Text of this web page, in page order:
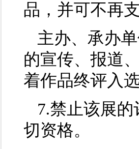
品，并可不再
主办、承办
的宣传、报道
着作品终评入
7.禁止该展
切资格。